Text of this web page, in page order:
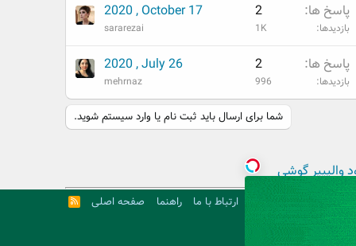
پاسخ ها 2
بازدیدها 1K
2020 , October 17
sararezai
پاسخ ها 2
بازدیدها 996
2020 , July 26
mehrnaz
شما برای ارسال باید ثبت نام یا وارد سیستم شوید.
والپیپر گوشی
ارتباط با ما راهنما صفحه اصلی
R
S